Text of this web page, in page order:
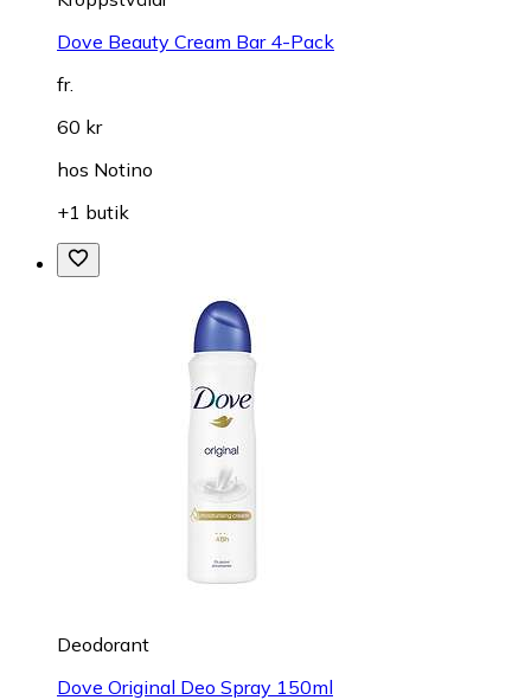
Dove Beauty Cream Bar 4-Pack
fr.
60 kr
hos Notino
+1 butik
Deodorant
Dove Original Deo Spray 150ml